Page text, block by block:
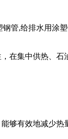
管,给排水用
集中供热、石
够有效地减少